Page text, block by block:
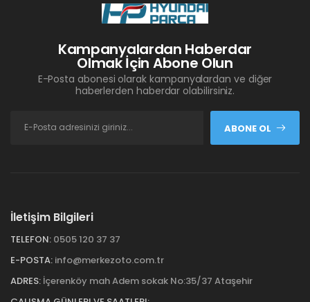
Kampanyalardan Haberdar
Olmak İçin Abone Olun
E-Posta abonesi olarak kampanyalardan ve diğer
haberlerden haberdar olabilirsiniz.
ABONE OL
İletişim Bilgileri
TELEFON: 0505 120 37 37
E-POSTA: info@merkezoto.com.tr
ADRES: İçerenköy mah Adem sokak No:35/37 Ataşehir